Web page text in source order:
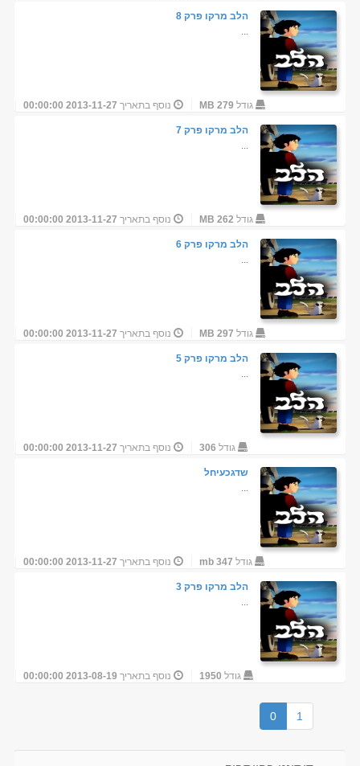
הלב מרקו פרק 8
...
גודל 279 MB נוסף בתאריך 2013-11-27 00:00:00
הלב מרקו פרק 7
...
גודל 262 MB נוסף בתאריך 2013-11-27 00:00:00
הלב מרקו פרק 6
...
גודל 297 MB נוסף בתאריך 2013-11-27 00:00:00
הלב מרקו פרק 5
...
גודל 306 נוסף בתאריך 2013-11-27 00:00:00
שדגכעיחל
...
גודל 347 mb נוסף בתאריך 2013-11-27 00:00:00
הלב מרקו פרק 3
...
גודל 1950 נוסף בתאריך 2013-08-19 00:00:00
0 1